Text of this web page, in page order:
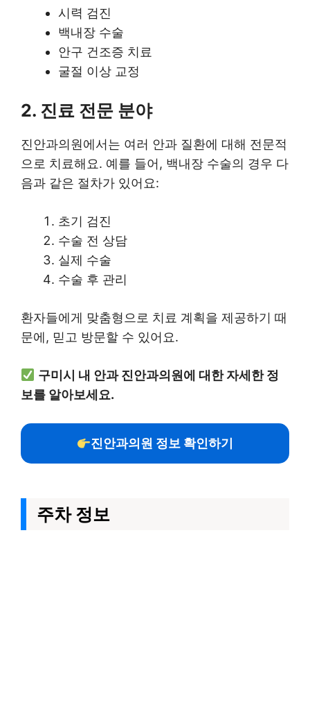
시력 검진
백내장 수술
안구 건조증 치료
굴절 이상 교정
2. 진료 전문 분야
진안과의원에서는 여러 안과 질환에 대해 전문적
으로 치료해요. 예를 들어, 백내장 수술의 경우 다
음과 같은 절차가 있어요:
초기 검진
수술 전 상담
실제 수술
수술 후 관리
환자들에게 맞춤형으로 치료 계획을 제공하기 때
문에, 믿고 방문할 수 있어요.
구미시 내 안과 진안과의원에 대한 자세한 정
보를 알아보세요.
진안과의원 정보 확인하기
주차 정보